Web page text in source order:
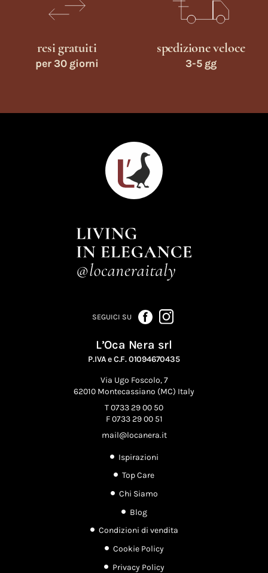
resi gratuiti
per 30 giorni
spedizione veloce
3-5 gg
SEGUICI SU
L’Oca Nera srl
P.IVA e C.F. 01094670435
Via Ugo Foscolo, 7
62010 Montecassiano (MC) Italy
T 0733 29 00 50
F 0733 29 00 51
mail@locanera.it
Ispirazioni
Top Care
Chi Siamo
Blog
Condizioni di vendita
Cookie Policy
Privacy Policy